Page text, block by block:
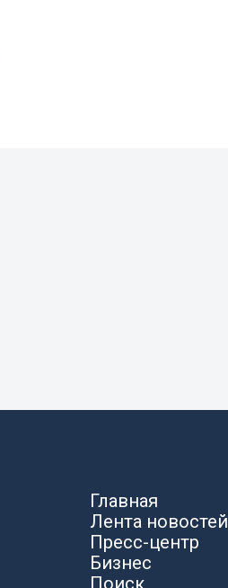
Главная
Лента новостей
Пресс-центр
Бизнес
Поиск